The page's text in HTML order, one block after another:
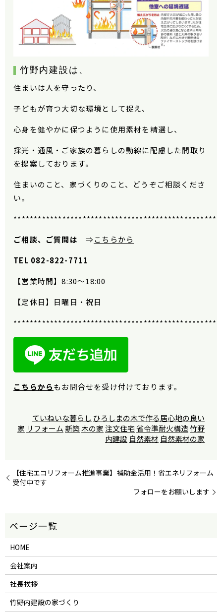
竹野内建設 は、
住まいは人を守ったり、
子どもが育つ大切な環境として捉え、
心身を健やかに保つように使用素材を精選し、
採光・通風・ご家族の暮らしの動線に配慮した間取り
を提案しております。
住まいのこと、家づくりのこと、どうぞご相談くださ
い。
ご相談、ご質問は
⇒こちらから
TEL 082-822-7711
【営業時間】8:30〜18:00
【定休日】日曜日・祝日
こちらからもお問合せを受け付けております。
ていねいな暮らし ひろしまの木で作る居心地の良い
家 リフォーム 新築木の家注文住宅省令準耐火構造竹野
内建設 自然素材 自然素材の家
【住宅エコリフォーム推進事業】補助金活用！省エネリフォーム
受付中です
フォローをお願いします
HOME
会社案内
社長挨拶
竹野内建設の家づくり